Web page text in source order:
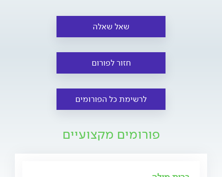
שאל שאלה
חזור לפורום
לרשימת כל הפורומים
פורומים מקצועיים